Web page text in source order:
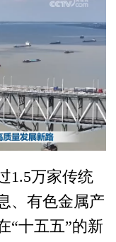
万家传统
、有色金属产
“十五五”的新